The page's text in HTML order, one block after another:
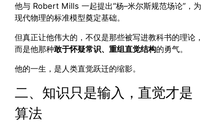
他与 Robert Mills 一起提出“杨–米尔斯规范场论”，为
现代物理的标准模型奠定基础。
但真正让他伟大的，不仅是那些被写进教科书的理论，
而是他那种敢于怀疑常识、重组直觉结构的勇气。
他的一生，是人类直觉跃迁的缩影。
二、知识只是输入，直觉才是
算法